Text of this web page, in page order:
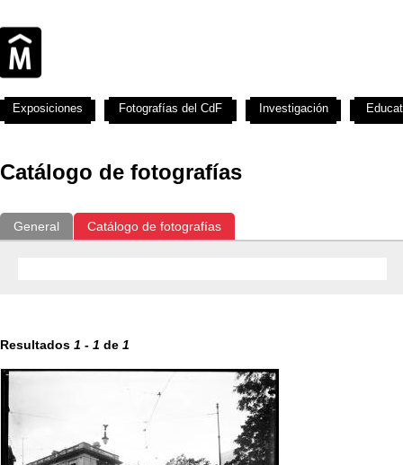
Catálogo de fotografías
General Catálogo de fotografías
Resultados 1 - 1 de 1
Exposiciones Fotografías del CdF Investigación